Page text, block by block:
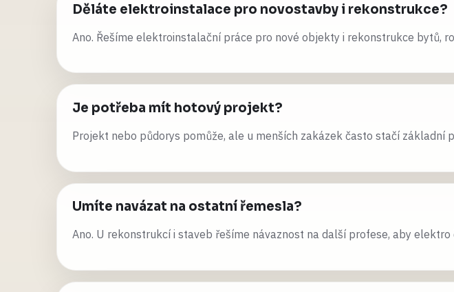
Děláte elektroinstalace pro novostavby i rekonstrukce?
Ano. Řešíme elektroinstalační práce pro nové objekty i rekonstrukce bytů,
Je potřeba mít hotový projekt?
Projekt nebo půdorys pomůže, ale u menších zakázek často stačí základní
Umíte navázat na ostatní řemesla?
Ano. U rekonstrukcí i staveb řešíme návaznost na další profese, aby